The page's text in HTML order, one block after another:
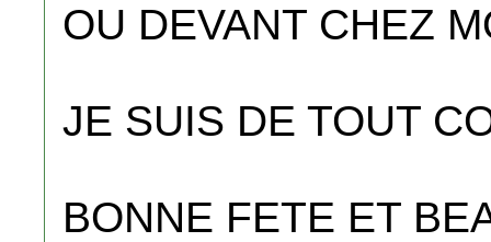
OU DEVANT CHEZ
JE SUIS DE TOUT
BONNE FETE ET